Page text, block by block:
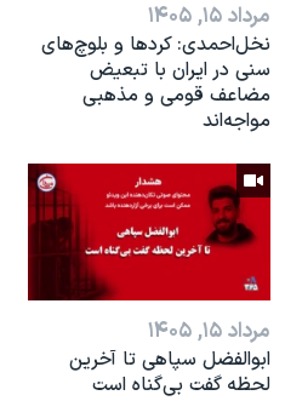
مرداد ۱۵, ۱۴۰۵
نخل‌احمدی: کردها و بلوچ‌های
سنی در ایران با تبعیض
مضاعف قومی و مذهبی
مواجه‌اند
مرداد ۱۵, ۱۴۰۵
ابوالفضل سپاهی تا آخرین
لحظه گفت بی‌گناه است